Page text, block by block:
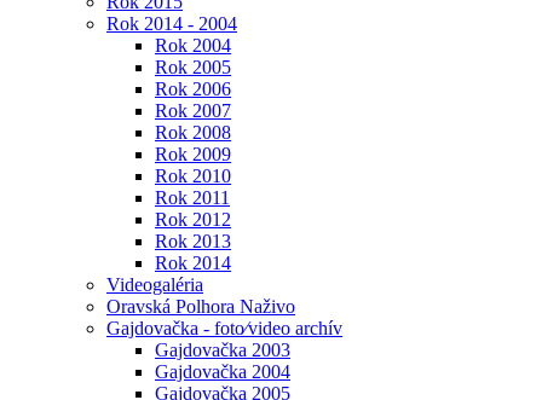
Rok 2014 - 2004
Rok 2004
Rok 2005
Rok 2006
Rok 2007
Rok 2008
Rok 2009
Rok 2010
Rok 2011
Rok 2012
Rok 2013
Rok 2014
Videogaléria
Oravská Polhora Naživo
Gajdovačka - foto⁄video archív
Gajdovačka 2003
Gajdovačka 2004
Gajdovačka 2005